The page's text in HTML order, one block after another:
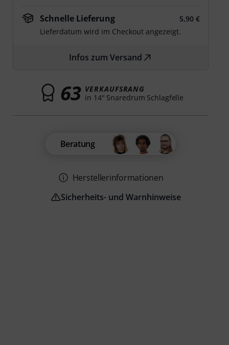
Schnelle Lieferung
5,90 €
Lieferdatum wird im Checkout angezeigt.
Infos zum Versand
63 VERKAUFSRANG
in 14" Snaredrum Schlagfelle
Beratung
Herstellerinformationen
Sicherheits- und Warnhinweise